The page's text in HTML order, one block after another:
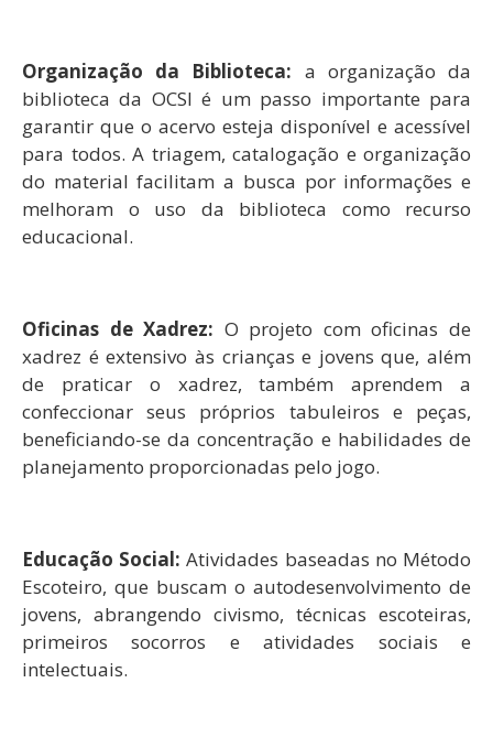
Organização da Biblioteca: a organização da
biblioteca da OCSI é um passo importante para
garantir que o acervo esteja disponível e acessível
para todos. A triagem, catalogação e organização
do material facilitam a busca por informações e
melhoram o uso da biblioteca como recurso
educacional.
Oficinas de Xadrez: O projeto com oficinas de
xadrez é extensivo às crianças e jovens que, além
de praticar o xadrez, também aprendem a
confeccionar seus próprios tabuleiros e peças,
beneficiando-se da concentração e habilidades de
planejamento proporcionadas pelo jogo.
Educação Social:Atividades baseadas no Método
Escoteiro, que buscam o autodesenvolvimento de
jovens, abrangendo civismo, técnicas escoteiras,
primeiros socorros e atividades sociais e
intelectuais.